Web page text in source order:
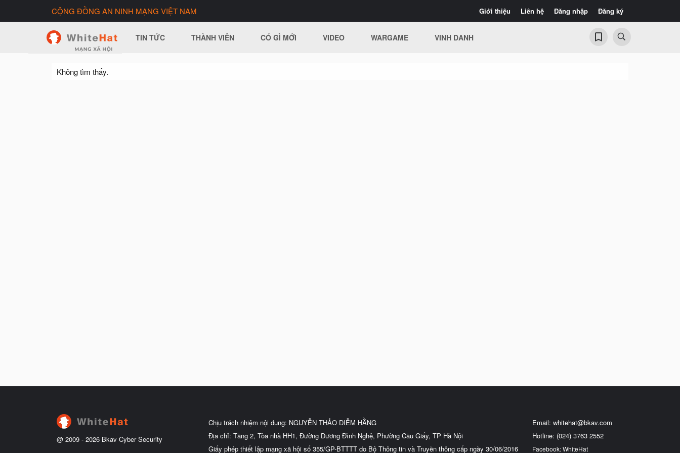
Giới thiệu Liên hệ Đăng nhập Đăng ký
CỘNG ĐỒNG AN NINH MẠNG VIỆT NAM
TIN TỨC THÀNH VIÊN CÓ GÌ MỚI VIDEO WARGAME VINH DANH
Không tìm thấy.
@ 2009 - 2026 Bkav Cyber Security
Chịu trách nhiệm nội dung: NGUYỄN THẢO DIỄM HẰNG
Địa chỉ: Tầng 2, Tòa nhà HH1, Đường Dương Đình Nghệ, Phường Cầu Giấy, TP Hà Nội
Giấy phép thiết lập mạng xã hội số 355/GP-BTTTT do Bộ Thông tin và Truyền thông cấp ngày 30/06/2016
Email: whitehat@bkav.com
Hotline: (024) 3763 2552
Facebook: WhiteHat